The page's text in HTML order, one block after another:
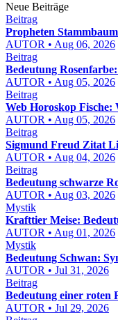
Neue Beiträge
Beitrag
Propheten
AUTOR • Aug 06, 2026
Beitrag
Bedeutung
AUTOR • Aug 05, 2026
Beitrag
Web Horoskop Fische:
AUTOR • Aug 05, 2026
Beitrag
Sigmund Freud Zitat
AUTOR • Aug 04, 2026
Beitrag
Bedeutung schwarze
AUTOR • Aug 03, 2026
Mystik
Krafttier Meise:
AUTOR • Aug 01, 2026
Mystik
Bedeutung Schwan:
AUTOR • Jul 31, 2026
Beitrag
Bedeutung einer roten
AUTOR • Jul 29, 2026